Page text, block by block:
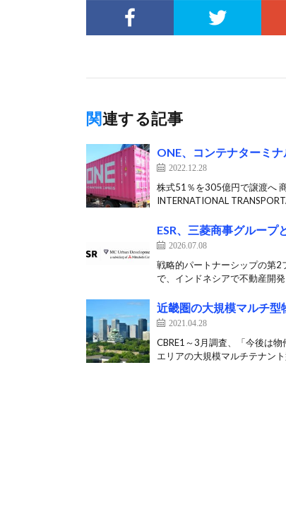
関連する記事
ONE、コンテナターミ
2022.12.28
株式51％を305億円で譲渡へ
INTERNATIONAL
ESR、三菱商事グルー
2026.07.08
戦略的パートナーシップの第2
で、インドネシアで不動産開
近畿圏の大規模マルチ型
2021.04.28
CBRE1～3月調査、「今後は
エリアの大規模マルチテナン